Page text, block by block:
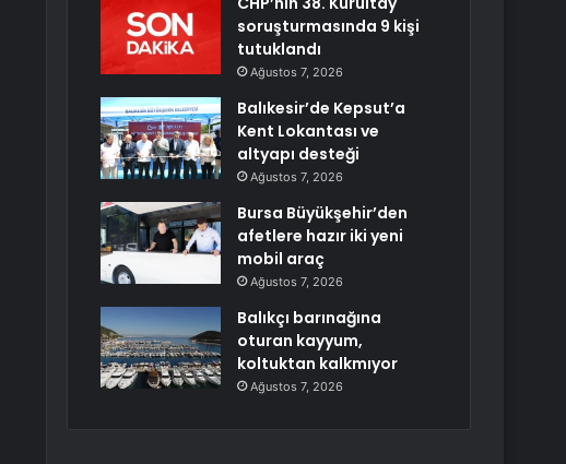
soruşturmasında 9 kişi
tutuklandı
Ağustos 7, 2026
Balıkesir’de Kepsut’a
Kent Lokantası ve
altyapı desteği
Ağustos 7, 2026
Bursa Büyükşehir’den
afetlere hazır iki yeni
mobil araç
Ağustos 7, 2026
Balıkçı barınağına
oturan kayyum,
koltuktan kalkmıyor
Ağustos 7, 2026